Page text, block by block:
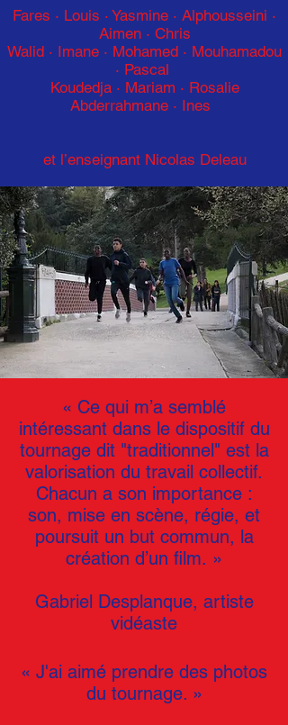
Fares · Louis · Yasmine · Alphousseini ·
Aimen · Chris
Walid · Imane · Mohamed · Mouhamadou
· Pascal
Koudedja · Mariam · Rosalie
Abderrahmane · Ines
et l’enseignant Nicolas Deleau
« Ce qui m’a semblé
intéressant dans le dispositif du
tournage dit "traditionnel" est la
valorisation du travail collectif.
Chacun a son importance :
son, mise en scène, régie, et
poursuit un but commun, la
création d’un film. »
Gabriel Desplanque, artiste
vidéaste
« J'ai aimé prendre des photos
du tournage. »